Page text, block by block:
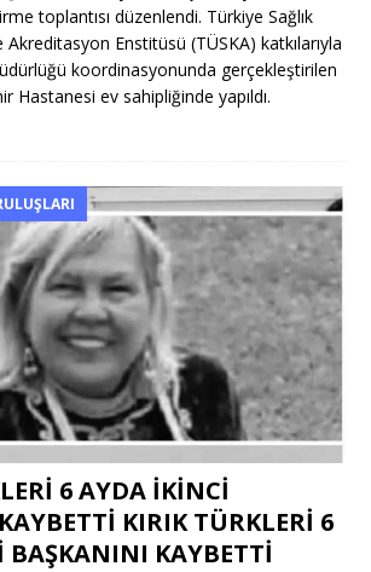
toplantısı düzenlendi. Türkiye Sağlık
Enstitüsü (TÜSKA) katkılarıyla
koordinasyonunda gerçekleştirilen
Hastanesi ev sahipliğinde yapıldı.
6 AYDA İKİNCİ
KIRIK TÜRKLERİ 6
BAŞKANINI KAYBETTİ